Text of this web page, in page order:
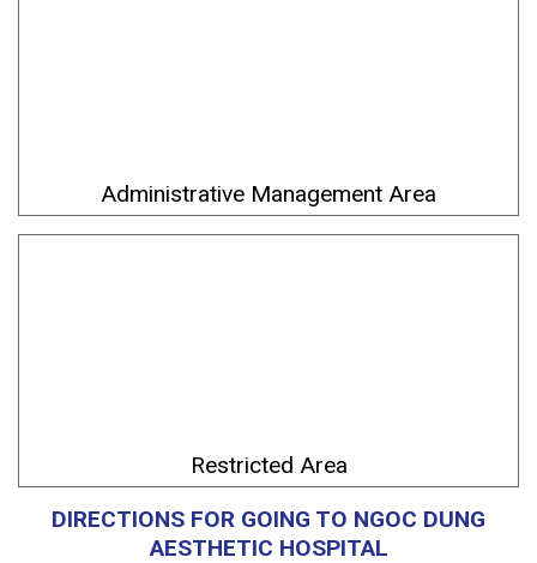
Administrative Management Area
Restricted Area
DIRECTIONS FOR GOING TO NGOC DUNG
AESTHETIC HOSPITAL